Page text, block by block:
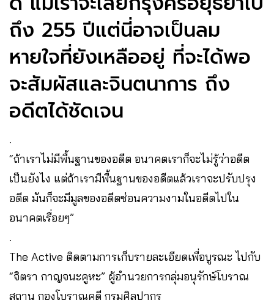
ถึง 255 ปีแต่นี่อาจเป็นลม
หายใจที่ยังเหลืออยู่ ที่จะได้พอ
จะสัมผัสและจินตนาการ ถึง
อดีตได้ชัดเจน
.
“ถ้าเราไม่มีพื้นฐานของอดีต อนาคตเราก็จะไม่รู้ว่าอดีต
เป็นยังไง​ แต่ถ้าเรามีพื้นฐานของอดีตแล้วเราจะปรับปรุง
อดีต​ มันก็จะมีมูลของอดีตซ่อนความงามในอดีตไปใน
อนาคตเรื่อยๆ” ​
.
The​ Active​ ติดตามการเก็บรายละเอียด​เพื่อบูรณะ​ ไปกับ
“จิตรา กาญจนะคูหะ” ผู้อำนวยการกลุ่มอนุรักษ์โบราณ
สถาน กองโบราณคดี กรมศิลปากร